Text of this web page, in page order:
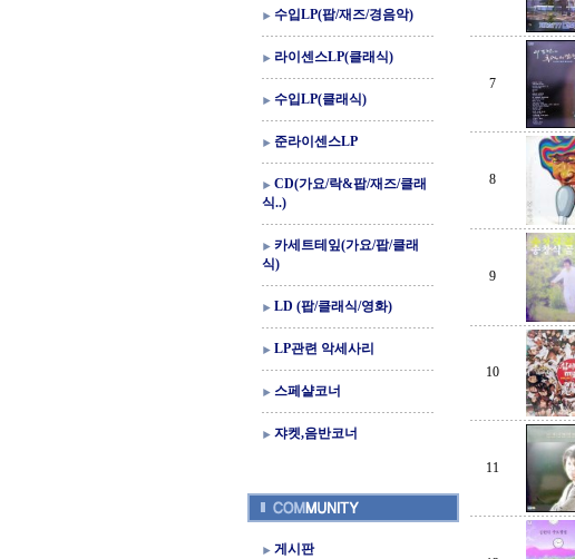
수입LP(팝/재즈/경음악)
라이센스LP(클래식)
수입LP(클래식)
준라이센스LP
CD(가요/락&팝/재즈/클래
식..)
카세트테잎(가요/팝/클래
식)
LD (팝/클래식/영화)
LP관련 악세사리
스페샬코너
쟈켓,음반코너
게시판
7
8
9
10
11